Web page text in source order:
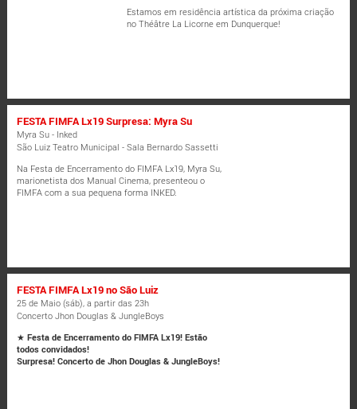
Estamos em residência artística da próxima criação
no Théâtre La Licorne em Dunquerque!
FESTA FIMFA Lx19 Surpresa: Myra Su
Myra Su - Inked
São Luiz Teatro Municipal - Sala Bernardo Sassetti
Na Festa de Encerramento do FIMFA Lx19, Myra Su,
marionetista dos Manual Cinema, presenteou o
FIMFA com a sua pequena forma INKED.
FESTA FIMFA Lx19 no São Luiz
25 de Maio (sáb), a partir das 23h
Concerto Jhon Douglas & JungleBoys
★Festa de Encerramento do FIMFA Lx19! Estão
todos convidados!
Surpresa! Concerto de Jhon Douglas & JungleBoys!